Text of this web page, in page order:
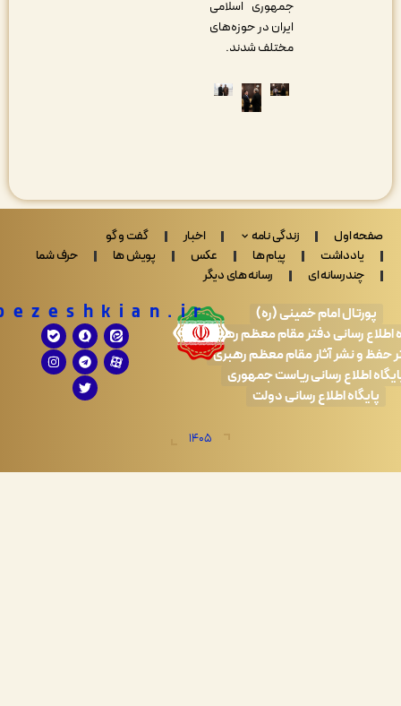
جمهوری اسلامی
ایران در حوزه‌های
مختلف شدند.
اول زندگی نامه اخبار
گفت و گو
پیام ها عکس پویش ها
حرف شما
ای
رسانه های دیگر
امام خمینی (ره)
رسانی دفتر مقام معظم رهبری
آثار مقام معظم رهبری
رسانی ریاست جمهوری
اطلاع رسانی دولت
Drpezeshkian.ir